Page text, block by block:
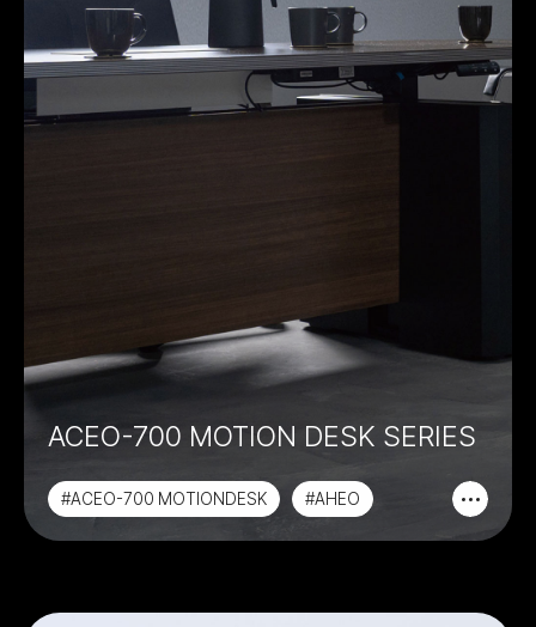
ACEO-700 MOTION DESK SERIES
#ACEO-700 MOTIONDESK
#AHEO